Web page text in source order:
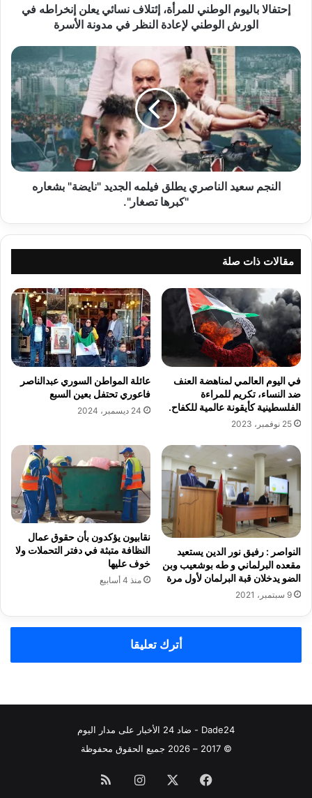
الورش
النظر
في
مدونة
الأسرة
إحتفالا باليوم الوطني للمرأة، إئتلاف نسائي يعلن إنخراطه في
الورش الوطني لإعادة النظر في مدونة الأسرة
النجم
سعيد
الناصري
يطلق
فيلمه
الجديد
"نايضة"
بشعاره
"كبرها
تصغار".النجم سعيد الناصري يطلق فيلمه الجديد "نايضة" بشعاره
"كبرها تصغار".
مقالات ذات صلة
في اليوم العالمي لمناهضة العنف
ضد النساء، تكريم للمراءة
الفلسطينية كأيقونة عالمية للكفاح.
25 نوفمبر، 2023
عائلة المواطن السوري عبدالناصر
فاعوري تحتفل بعين السبع
24 ديسمبر، 2024
النواصر : رفيق نور الدين يستعيد
مقعده البرلماني و طه بوشعيب وبن
الضو يدخلان قبة البرلمان لأول مرة
9 سبتمبر، 2021
نقابيون يؤكدون بأن حقوق عمال
النظافة متبثة في دفتر التحملات ولا
خوف عليها
منذ 4 أسابيع
أترك تعليقا
Dade24 - ضاد 24 الأخبار على مدار اليوم
© 2017 – 2026 جميع الحقوق محفوظة
فيسبوك انستقرامملخص